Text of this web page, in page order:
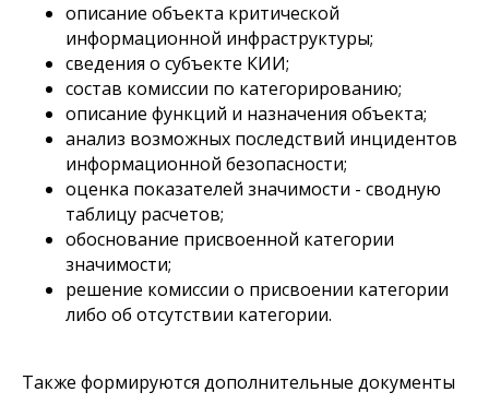
описание объекта критической
информационной инфраструктуры;
сведения о субъекте КИИ;
состав комиссии по категорированию;
описание функций и назначения объекта;
анализ возможных последствий инцидентов
информационной безопасности;
оценка показателей значимости - сводную
таблицу расчетов;
обоснование присвоенной категории
значимости;
решение комиссии о присвоении категории
либо об отсутствии категории.
Также формируются дополнительные документы